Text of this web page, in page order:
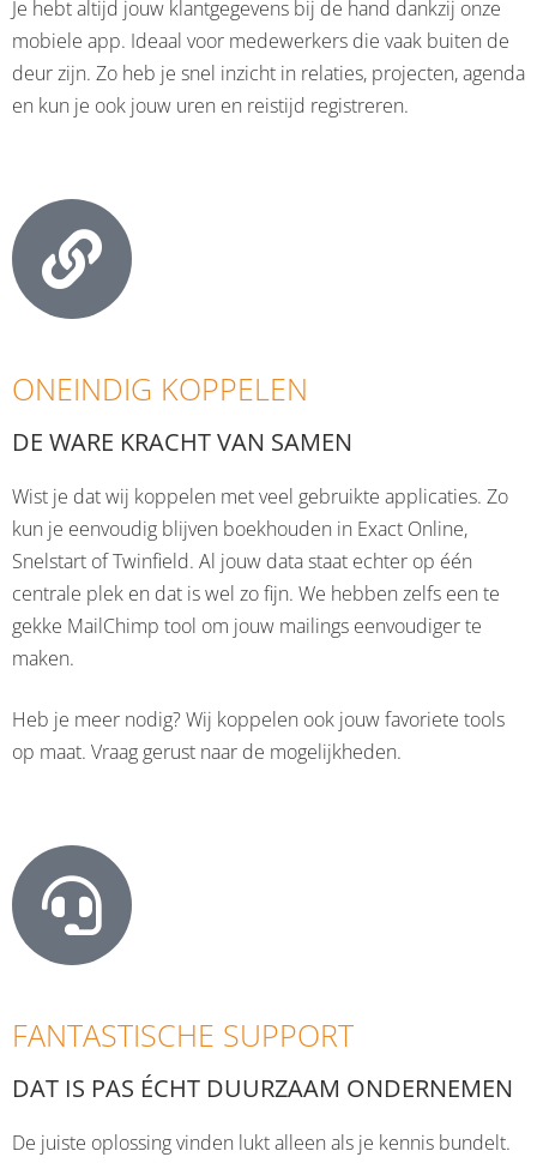
Je hebt altijd jouw klantgegevens bij de hand dankzij onze
mobiele app. Ideaal voor medewerkers die vaak buiten de
deur zijn. Zo heb je snel inzicht in relaties, projecten, agenda
en kun je ook jouw uren en reistijd registreren.
ONEINDIG KOPPELEN
DE WARE KRACHT VAN SAMEN
Wist je dat wij koppelen met veel gebruikte applicaties. Zo
kun je eenvoudig blijven boekhouden in Exact Online,
Snelstart of Twinfield. Al jouw data staat echter op één
centrale plek en dat is wel zo fijn. We hebben zelfs een te
gekke MailChimp tool om jouw mailings eenvoudiger te
maken.
Heb je meer nodig? Wij koppelen ook jouw favoriete tools
op maat. Vraag gerust naar de mogelijkheden.
FANTASTISCHE SUPPORT
DAT IS PAS ÉCHT DUURZAAM ONDERNEMEN
De juiste oplossing vinden lukt alleen als je kennis bundelt.